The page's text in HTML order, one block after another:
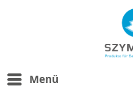
Menü